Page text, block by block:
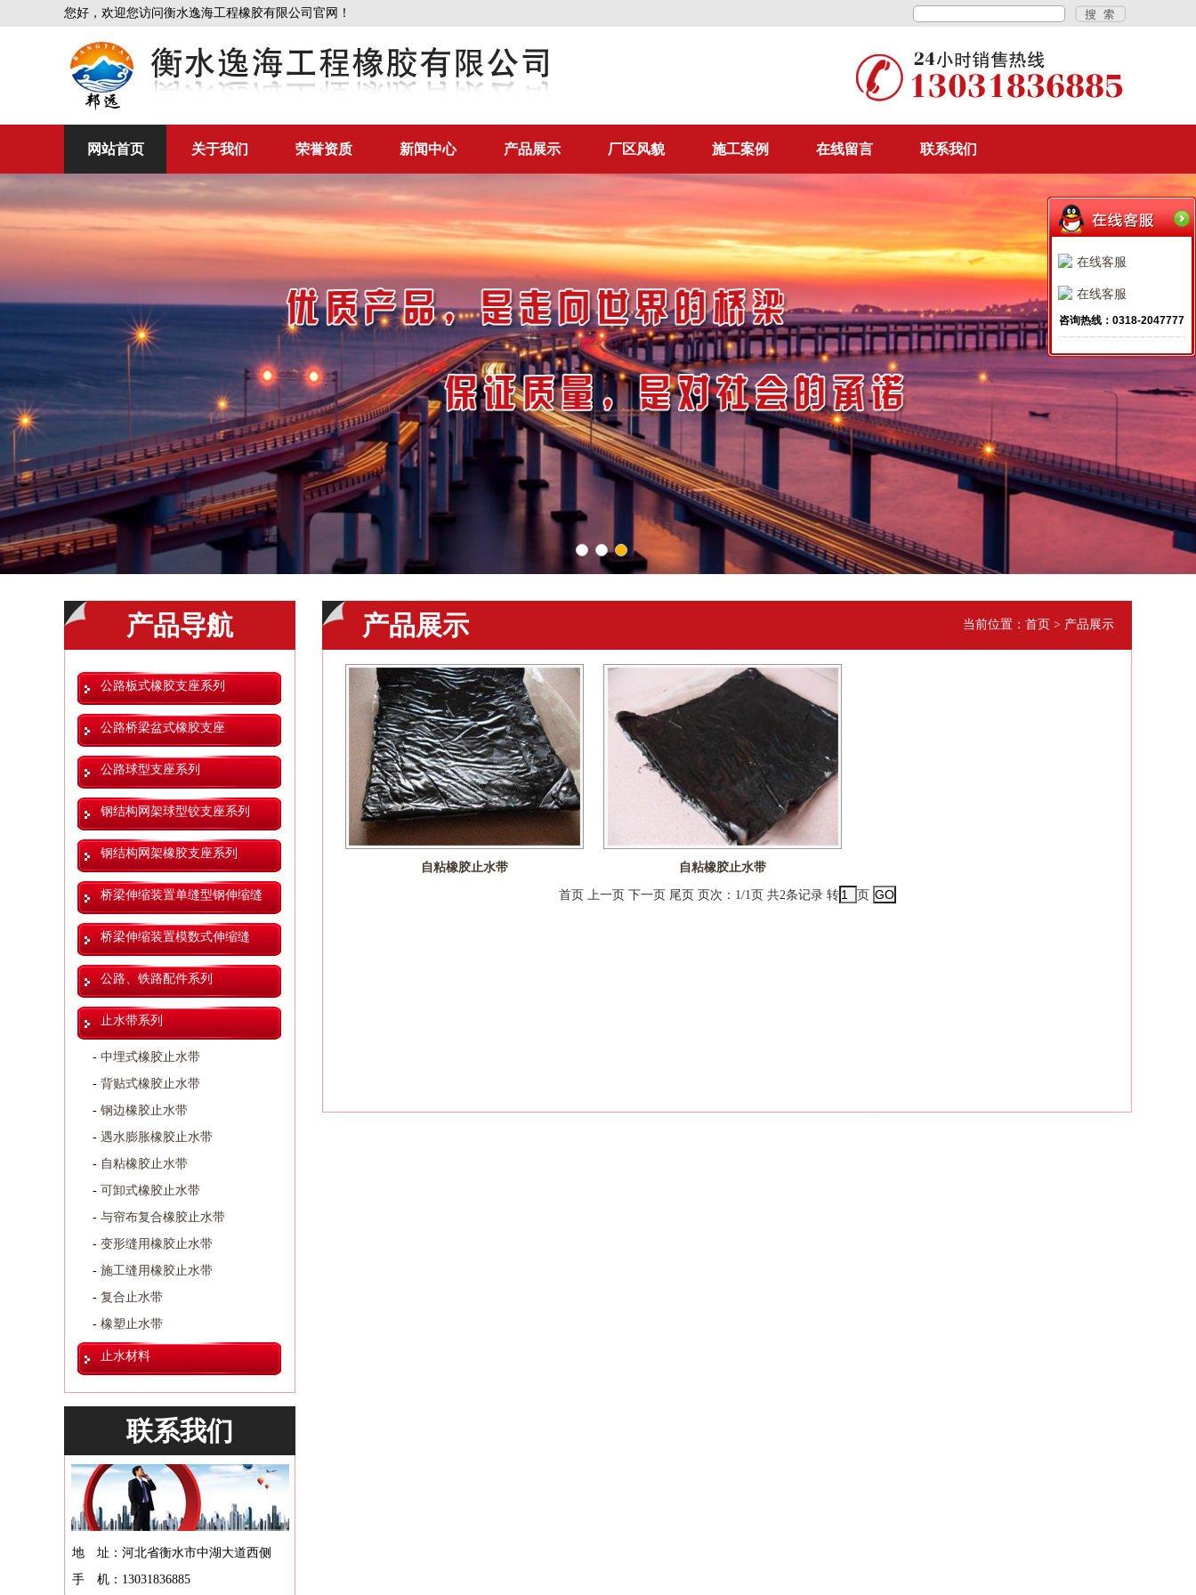
您好，欢迎您访问衡水逸海工程橡胶有限公司官网！
网站首页 关于我们 荣誉资质 新闻中心 产品展示 厂区风貌 施工案例 在线留言 联系我们
3
产品导航
公路板式橡胶支座系列
公路桥梁盆式橡胶支座
公路球型支座系列
钢结构网架球型铰支座系列
钢结构网架橡胶支座系列
桥梁伸缩装置单缝型钢伸缩缝
桥梁伸缩装置模数式伸缩缝
公路、铁路配件系列
止水带系列
- 中埋式橡胶止水带
- 背贴式橡胶止水带
- 钢边橡胶止水带
- 遇水膨胀橡胶止水带
- 自粘橡胶止水带
- 可卸式橡胶止水带
- 与帘布复合橡胶止水带
- 变形缝用橡胶止水带
- 施工缝用橡胶止水带
- 复合止水带
- 橡塑止水带
止水材料
联系我们
地 址： 河北省衡水市中湖大道西侧
手 机： 13031836885
产品展示 当前位置：首页 > 产品展示
自粘橡胶止水带 自粘橡胶止水带
首页 上一页 下一页 尾页 页次：1/1页 共2条记录 转 页
在线客服
在线客服
咨询热线：0318-2047777